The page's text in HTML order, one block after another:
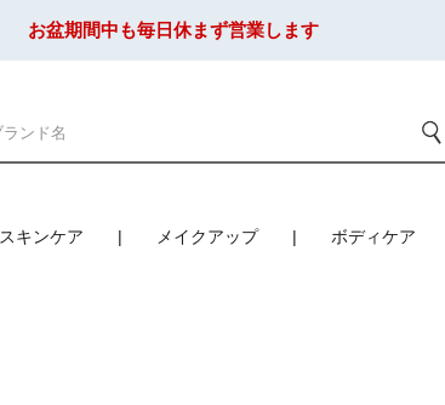
お盆期間中も毎日休まず営業します
スキンケア メイクアップ ボディケア